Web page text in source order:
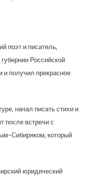
поэт и писатель,
Российской
получил прекрасное
начал писать стихи и
после встречи с
Сибиряком, который
юридический